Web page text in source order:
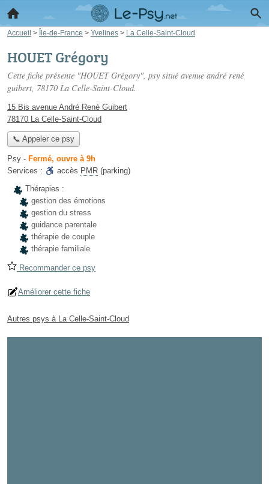
Accueil > Île-de-France > Yvelines > La Celle-Saint-Cloud
HOUET Grégory
Cette fiche présente "HOUET Grégory", psy situé avenue andré rené
guibert, 78170 La Celle-Saint-Cloud.
15 Bis avenue André René Guibert
78170 La Celle-Saint-Cloud
📞 Appeler ce psy
Psy - Fermé, ouvre à 9h
Services :
accès PMR (parking)
Thérapies :
gestion des émotions
gestion du stress
guidance parentale
thérapie de couple
thérapie familiale
Recommander ce psy
Améliorer cette fiche
Autres psys à La Celle-Saint-Cloud